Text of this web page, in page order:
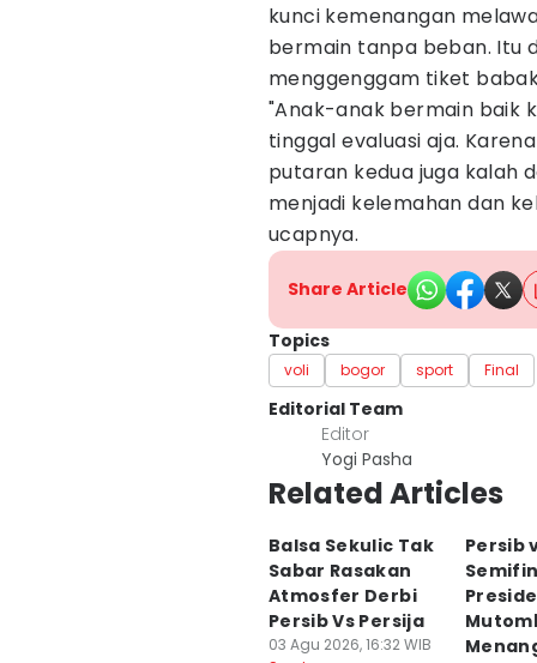
kunci kemenangan
bermain tanpa beban. Itu
menggenggam tiket
"Anak-anak bermain baik
tinggal evaluasi aja.
putaran kedua juga kalah
menjadi kelemahan dan
ucapnya.
Share Article
Topics
voli bogor sport Final
Editorial Team
Editor
Yogi Pasha
Related Articles
Balsa Sekulic Tak
Sabar Rasakan
Atmosfer Derbi
Persib Vs Persija
03 Agu 2026, 16:32 WIB
Persib